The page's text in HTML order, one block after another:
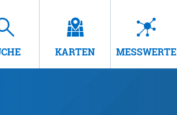
KARTEN MESSWERTE